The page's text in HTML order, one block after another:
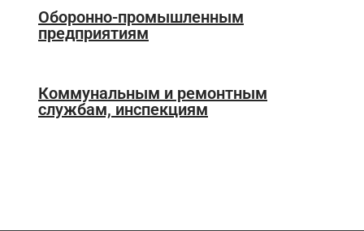
Оборонно-промышленным
предприятиям
Коммунальным и ремонтным
службам, инспекциям